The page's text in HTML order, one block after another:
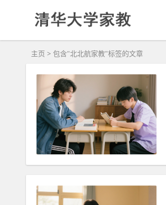
主页 > 包含"北北航家教"标签的文章